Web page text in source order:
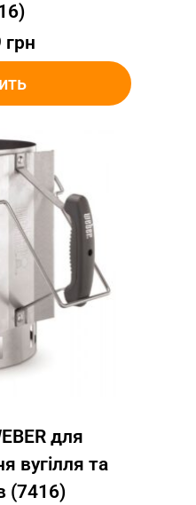
грн
для
вугілля та
(7416)